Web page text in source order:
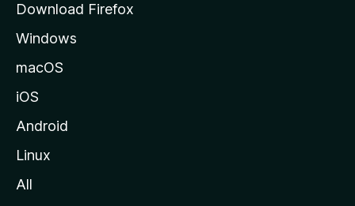
Download Firefox
Windows
macOS
iOS
Android
Linux
All